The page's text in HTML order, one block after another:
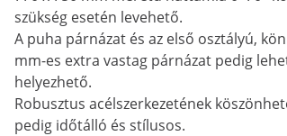
szükség esetén levehető.
A puha párnázat és az első osztályú,
mm-es extra vastag párnázat pedig
helyezhető.
Robusztus acélszerkezetének
pedig időtálló és stílusos.